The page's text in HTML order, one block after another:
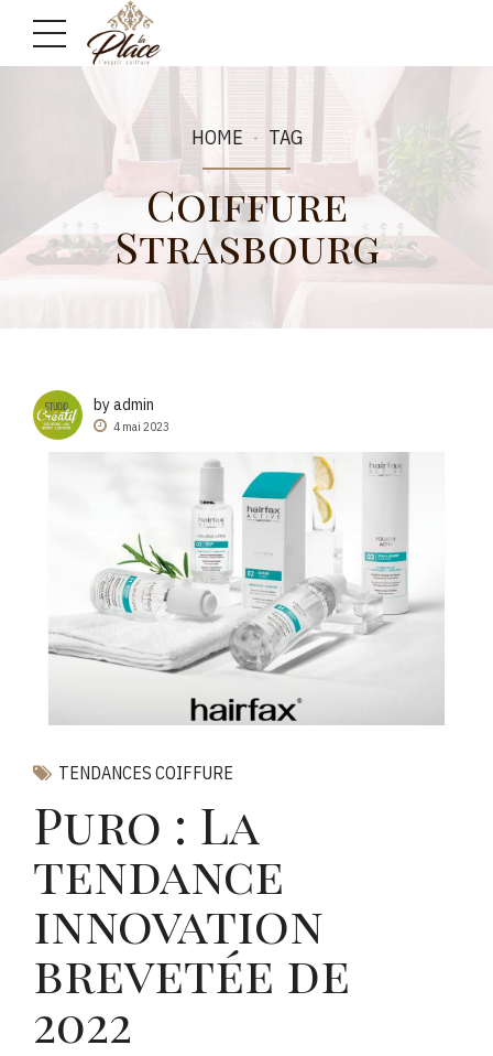
HOME TAG
Coiffure
Strasbourg
by admin
4 mai 2023
TENDANCES COIFFURE
Puro : La
tendance
innovation
brevetée de
2022